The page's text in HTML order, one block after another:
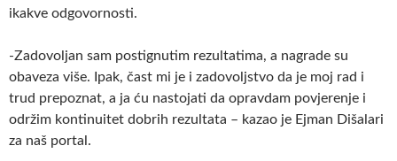
ikakve odgovornosti.
-Zadovoljan sam postignutim rezultatima, a nagrade su
obaveza više. Ipak, čast mi je i zadovoljstvo da je moj rad i
trud prepoznat, a ja ću nastojati da opravdam povjerenje i
održim kontinuitet dobrih rezultata – kazao je Ejman Dišalari
za naš portal.